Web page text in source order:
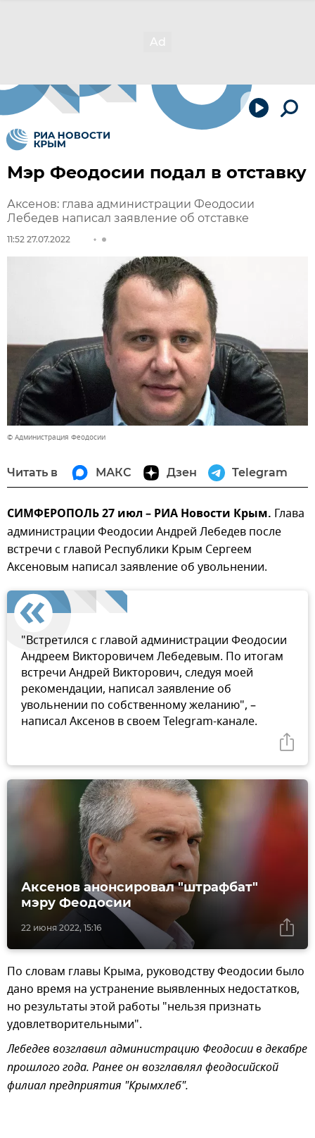
Мэр Феодосии подал в отставку
Аксенов: глава администрации Феодосии
Лебедев написал заявление об отставке
11:52 27.07.2022
© Администрация Феодосии
Читать в МАКС Дзен Telegram
СИМФЕРОПОЛЬ 27 июл – РИА Новости Крым. Глава
администрации Феодосии Андрей Лебедев после
встречи с главой Республики Крым Сергеем
Аксеновым написал заявление об увольнении.
"Встретился с главой администрации Феодосии
Андреем Викторовичем Лебедевым. По итогам
встречи Андрей Викторович, следуя моей
рекомендации, написал заявление об
увольнении по собственному желанию", –
написал Аксенов в своем Telegram-канале.
22 июня 2022, 15:16
Аксенов анонсировал "штрафбат"
мэру Феодосии
По словам главы Крыма, руководству Феодосии было
дано время на устранение выявленных недостатков,
но результаты этой работы "нельзя признать
удовлетворительными".
Лебедев возглавил администрацию Феодосии в декабре
прошлого года. Ранее он возглавлял феодосийской
филиал предприятия "Крымхлеб".